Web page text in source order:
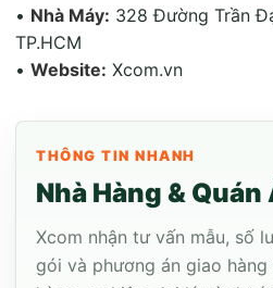
• Nhà Máy: 328 Đường Trần
TP.HCM
• Website: Xcom.vn
THÔNG TIN NHANH
Nhà Hàng & Quán
Xcom nhận tư vấn mẫu, số
gói và phương án giao